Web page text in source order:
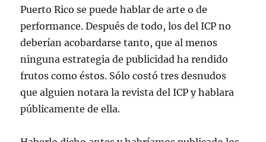
Puerto Rico se puede hablar de arte o de
performance. Después de todo, los del ICP no
deberían acobardarse tanto, que al menos
ninguna estrategia de publicidad ha rendido
frutos como éstos. Sólo costó tres desnudos
que alguien notara la revista del ICP y hablara
públicamente de ella.